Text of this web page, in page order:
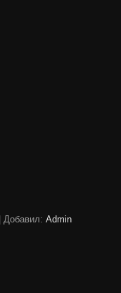
| Добавил: Аdmin